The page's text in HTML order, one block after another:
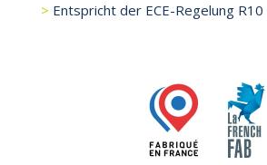
Entspricht der ECE-Regelung R10